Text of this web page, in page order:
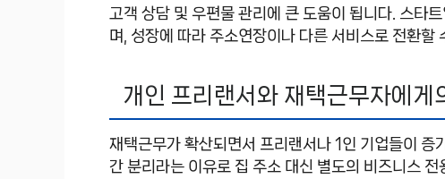
고객 상담 및 우편물 관리에 큰 도움이 됩니다. 스타
며, 성장에 따라 주소연장이나 다른 서비스로 전환할
개인 프리랜서와 재택근무자에게
재택근무가 확산되면서 프리랜서나 1인 기업들이
간 분리라는 이유로 집 주소 대신 별도의 비즈니스